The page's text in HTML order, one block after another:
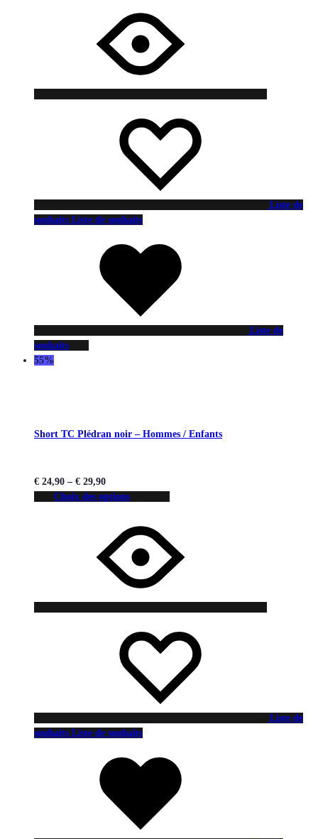
Liste de
souhaits Liste de souhaits
Liste de
souhaits
55%
Short TC Plédran noir – Hommes / Enfants
€ 24,90 – € 29,90
Choix des options
Liste de
souhaits Liste de souhaits